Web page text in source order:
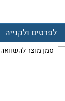
לפרטים ולקנייה
סמן מוצר להשוואה